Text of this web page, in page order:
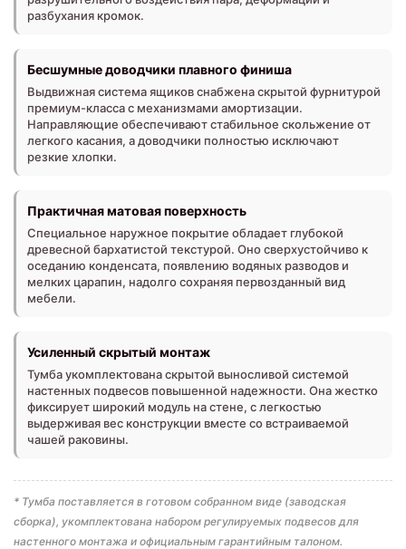
разбухания кромок.
Бесшумные доводчики плавного финиша
Выдвижная система ящиков снабжена скрытой фурнитурой
премиум-класса с механизмами амортизации.
Направляющие обеспечивают стабильное скольжение от
легкого касания, а доводчики полностью исключают
резкие хлопки.
Практичная матовая поверхность
Специальное наружное покрытие обладает глубокой
древесной бархатистой текстурой. Оно сверхустойчиво к
оседанию конденсата, появлению водяных разводов и
мелких царапин, надолго сохраняя первозданный вид
мебели.
Усиленный скрытый монтаж
Тумба укомплектована скрытой выносливой системой
настенных подвесов повышенной надежности. Она жестко
фиксирует широкий модуль на стене, с легкостью
выдерживая вес конструкции вместе со встраиваемой
чашей раковины.
* Тумба поставляется в готовом собранном виде (заводская
сборка), укомплектована набором регулируемых подвесов для
настенного монтажа и официальным гарантийным талоном.